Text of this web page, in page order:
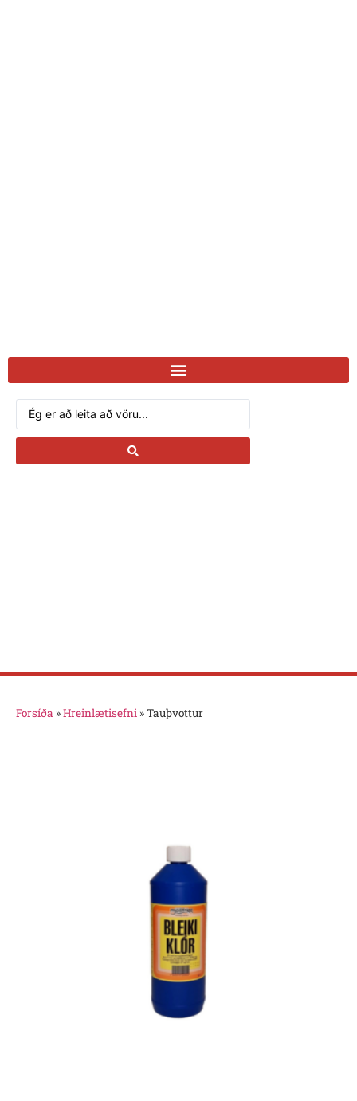
Forsíða »Hreinlætisefni »Tauþvottur